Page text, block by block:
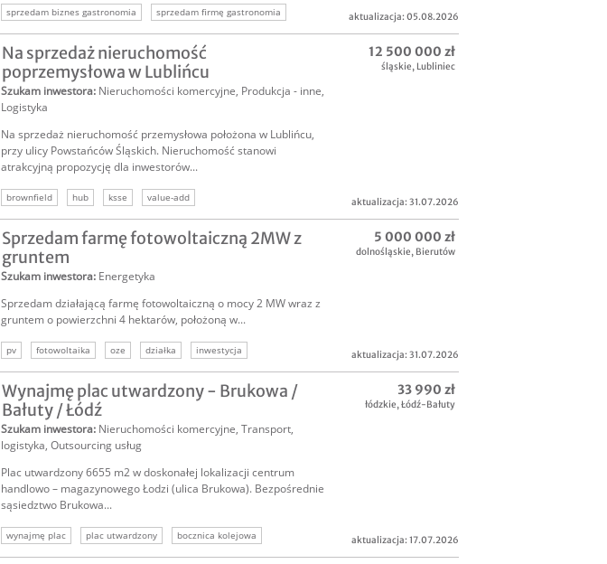
sprzedam biznes gastronomia
sprzedam firmę gastronomia
sprzedam firmę gastronomiczną
aktualizacja: 05.08.2026
Na sprzedaż nieruchomość
poprzemysłowa w Lublińcu
Szukam inwestora: Nieruchomości komercyjne, Produkcja - inne,
Logistyka
Na sprzedaż nieruchomość przemysłowa położona w Lublińcu,
przy ulicy Powstańców Śląskich. Nieruchomość stanowi
atrakcyjną propozycję dla inwestorów...
brownfield hub ksse
value-add
nieruchomość komercyjna
inwestycja magazyn
12 500 000 zł
śląskie, Lubliniec
aktualizacja: 31.07.2026
Sprzedam farmę fotowoltaiczną 2MW z
gruntem
Szukam inwestora: Energetyka
Sprzedam działającą farmę fotowoltaiczną o mocy 2 MW wraz z
gruntem o powierzchni 4 hektarów, położoną w...
pv fotowoltaika oze działka
inwestycja
odnawialne
energia
5 000 000 zł
dolnośląskie, Bierutów
aktualizacja: 31.07.2026
Wynajmę plac utwardzony - Brukowa /
Bałuty / Łódź
Szukam inwestora: Nieruchomości komercyjne, Transport,
logistyka, Outsourcing usług
Plac utwardzony 6655 m2 w doskonałej lokalizacji centrum
handlowo – magazynowego Łodzi (ulica Brukowa). Bezpośrednie
sąsiedztwo Brukowa...
wynajmę plac plac utwardzony
bocznica kolejowa
teren inwestycyjny
plac składowy
magazynowanie
33 990 zł
łódzkie,Łódź-Bałuty
aktualizacja: 17.07.2026